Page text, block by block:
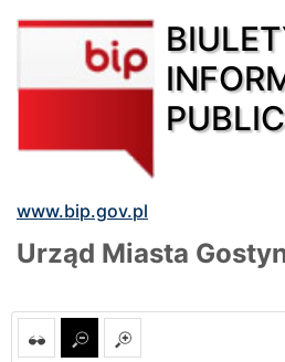
www.bip.gov.pl
Urząd Miasta